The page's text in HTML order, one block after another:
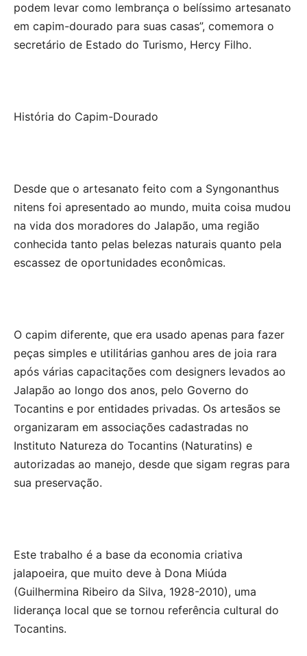
podem levar como lembrança o belíssimo artesanato
em capim-dourado para suas casas”, comemora o
secretário de Estado do Turismo, Hercy Filho.
História do Capim-Dourado
Desde que o artesanato feito com a Syngonanthus
nitens foi apresentado ao mundo, muita coisa mudou
na vida dos moradores do Jalapão, uma região
conhecida tanto pelas belezas naturais quanto pela
escassez de oportunidades econômicas.
O capim diferente, que era usado apenas para fazer
peças simples e utilitárias ganhou ares de joia rara
após várias capacitações com designers levados ao
Jalapão ao longo dos anos, pelo Governo do
Tocantins e por entidades privadas. Os artesãos se
organizaram em associações cadastradas no
Instituto Natureza do Tocantins (Naturatins) e
autorizadas ao manejo, desde que sigam regras para
sua preservação.
Este trabalho é a base da economia criativa
jalapoeira, que muito deve à Dona Miúda
(Guilhermina Ribeiro da Silva, 1928-2010), uma
liderança local que se tornou referência cultural do
Tocantins.